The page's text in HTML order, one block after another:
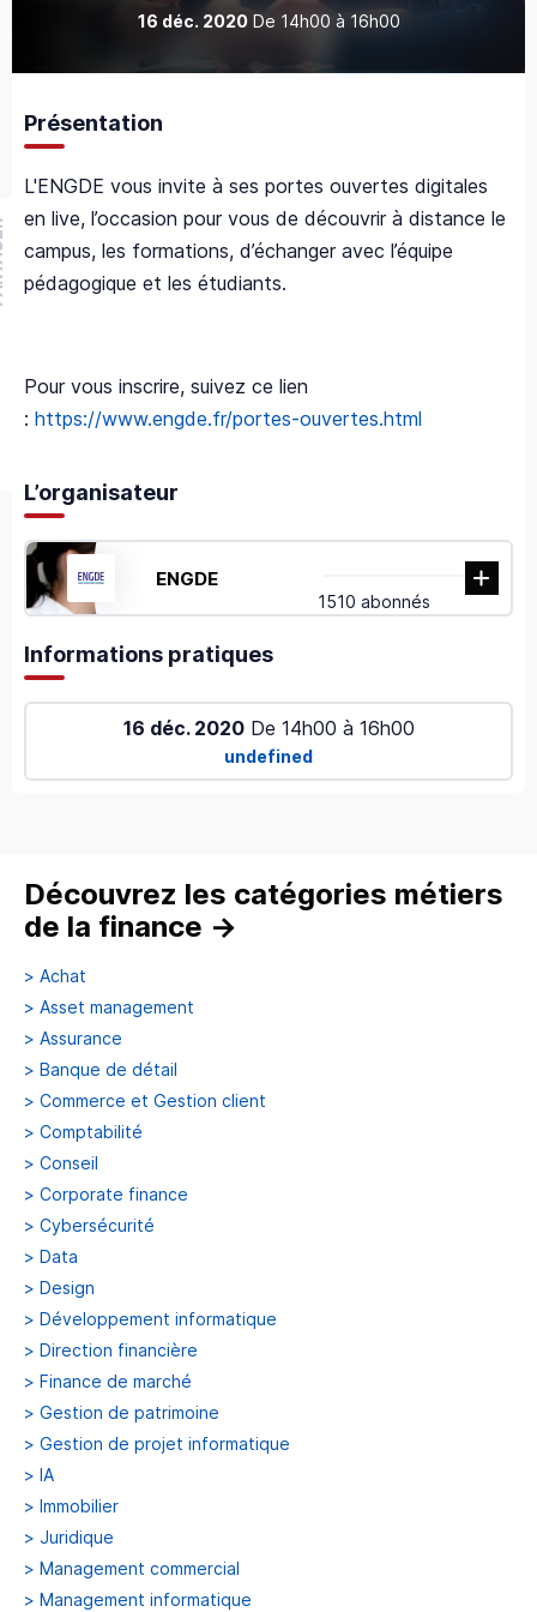
16 déc. 2020 De 14h00 à 16h00
Présentation
L'ENGDE vous invite à ses portes ouvertes digitales
en live, l’occasion pour vous de découvrir à distance le
campus, les formations, d’échanger avec l’équipe
pédagogique et les étudiants.
Pour vous inscrire, suivez ce lien
: https://www.engde.fr/portes-ouvertes.html
L’organisateur
ENGDE
1510 abonnés
Informations pratiques
16 déc. 2020 De 14h00 à 16h00
undefined
Découvrez les catégories métiers
de la finance →
> Achat
> Asset management
> Assurance
> Banque de détail
> Commerce et Gestion client
> Comptabilité
> Conseil
> Corporate finance
> Cybersécurité
> Data
> Design
> Développement informatique
> Direction financière
> Finance de marché
> Gestion de patrimoine
> Gestion de projet informatique
> IA
> Immobilier
> Juridique
> Management commercial
> Management informatique